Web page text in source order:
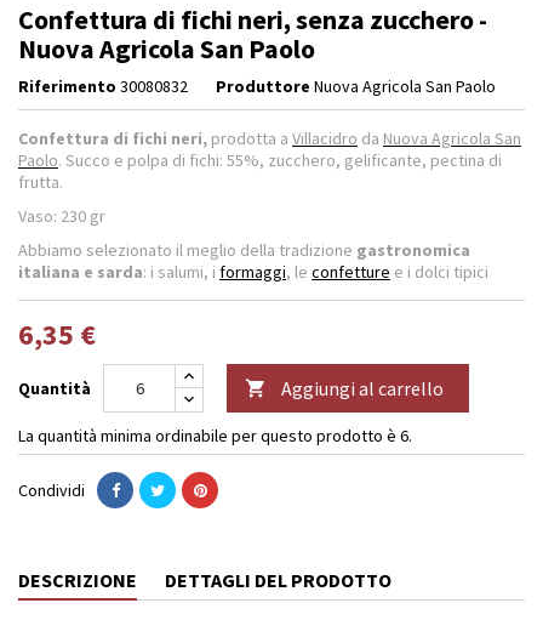
Confettura di fichi neri, senza zucchero -
Nuova Agricola San Paolo
Riferimento 30080832 Produttore Nuova Agricola San Paolo
Confettura di fichi neri, prodotta a Villacidro da Nuova Agricola San
Paolo. Succo e polpa di fichi: 55%, zucchero, gelificante, pectina di
frutta.
Vaso: 230 gr
Abbiamo selezionato il meglio della tradizione gastronomica
italiana e sarda: i salumi, i formaggi, le confetture e i dolci tipici
6,35 €
Quantità  Aggiungi al carrello
La quantità minima ordinabile per questo prodotto è 6.
Condividi
DESCRIZIONE DETTAGLI DEL PRODOTTO